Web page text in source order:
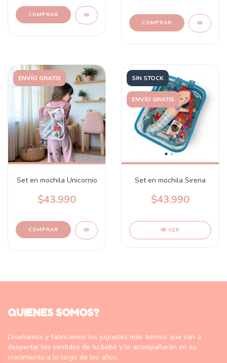
ENVÍO GRATIS
Set en mochila Unicornio
$43.990
SIN STOCK
ENVÍO GRATIS
Set en mochila Sirena
$43.990
VER
QUIENES SOMOS?
Diseñamos y fabricamos los juguetes más tiernos que van a
despertar los sentidos de tu bebé y lo acompañarán en su
crecimiento a lo largo de los años.